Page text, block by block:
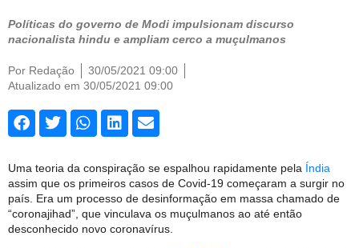
Políticas do governo de Modi impulsionam discurso
nacionalista hindu e ampliam cerco a muçulmanos
Por Redação
30/05/2021 09:00
Atualizado em 30/05/2021 09:00
Uma teoria da conspiração se espalhou rapidamente pela Índia
assim que os primeiros casos de Covid-19 começaram a surgir no
país. Era um processo de desinformação em massa chamado de
“coronajihad”, que vinculava os muçulmanos ao até então
desconhecido novo coronavírus.